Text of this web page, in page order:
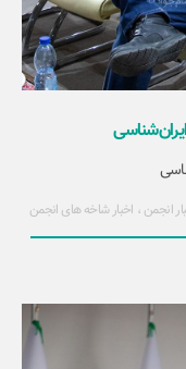
انجمن اخبار شاخه های انجمن